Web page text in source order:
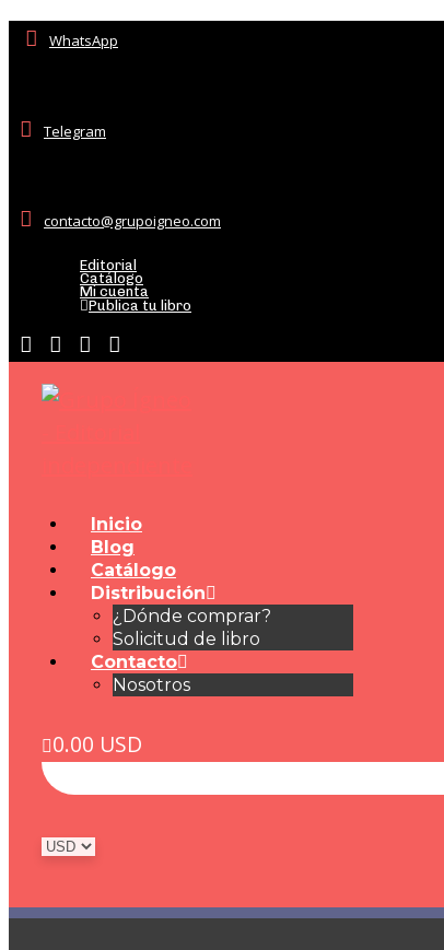
WhatsApp
Telegram
contacto@grupoigneo.com
Editorial
Catálogo
Mi cuenta
Publica tu libro
Inicio
Blog
Catálogo
Distribución
¿Dónde comprar?
Solicitud de libro
Contacto
Nosotros
0.00 USD